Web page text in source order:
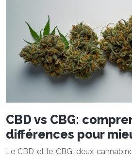
CBD vs CBG:
différences pour
Le CBD et le CBG, deux